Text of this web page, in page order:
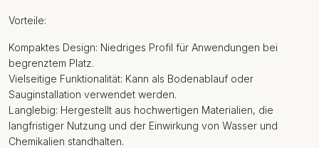
Vorteile:
Kompaktes Design: Niedriges Profil für Anwendungen bei
begrenztem Platz.
Vielseitige Funktionalität: Kann als Bodenablauf oder
Sauginstallation verwendet werden.
Langlebig: Hergestellt aus hochwertigen Materialien, die
langfristiger Nutzung und der Einwirkung von Wasser und
Chemikalien standhalten.